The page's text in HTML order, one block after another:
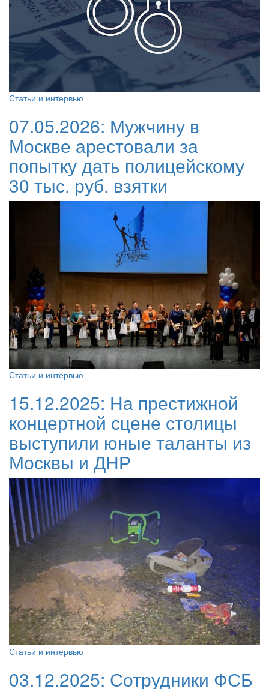
Статьи и интервью
07.05.2026: Мужчину в
Москве арестовали за
попытку дать полицейскому
30 тыс. руб. взятки
Статьи и интервью
15.12.2025: На престижной
концертной сцене столицы
выступили юные таланты из
Москвы и ДНР
Статьи и интервью
03.12.2025: Сотрудники ФСБ